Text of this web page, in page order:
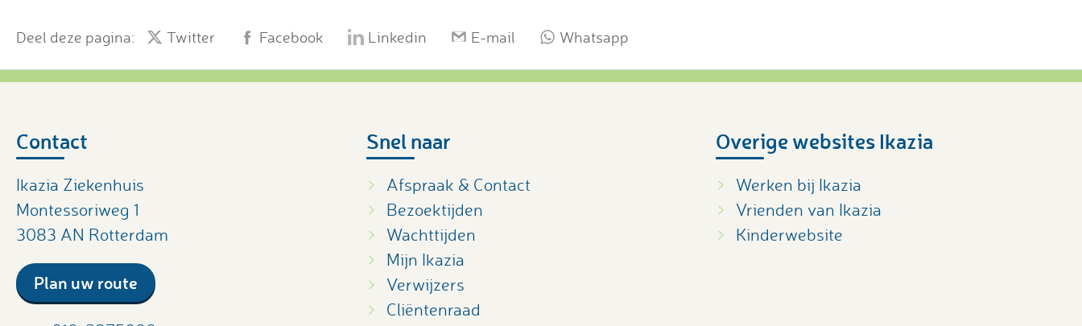
Deel deze pagina: Twitter Facebook Linkedin E-mail Whatsapp
Contact
Ikazia Ziekenhuis
Montessoriweg 1
3083 AN Rotterdam
Plan uw route
Snel naar
Afspraak & Contact
Bezoektijden
Wachttijden
Mijn Ikazia
Verwijzers
Cliëntenraad
Overige websites Ikazia
Werken bij Ikazia
Vrienden van Ikazia
Kinderwebsite